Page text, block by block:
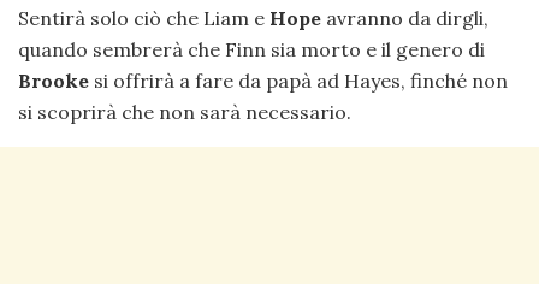
Sentirà solo ciò che Liam e Hope avranno da dirgli,
quando sembrerà che Finn sia morto e il genero di
Brooke si offrirà a fare da papà ad Hayes, finché non
si scoprirà che non sarà necessario.